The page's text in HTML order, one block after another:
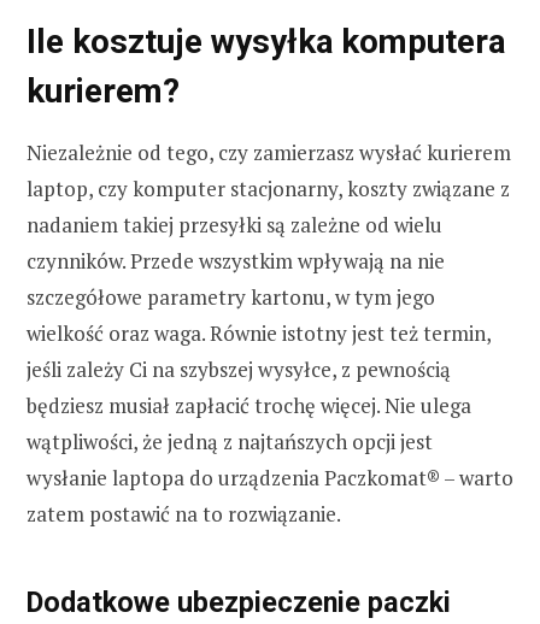
Ile kosztuje wysyłka komputera
kurierem?
Niezależnie od tego, czy zamierzasz wysłać kurierem
laptop, czy komputer stacjonarny, koszty związane z
nadaniem takiej przesyłki są zależne od wielu
czynników. Przede wszystkim wpływają na nie
szczegółowe parametry kartonu, w tym jego
wielkość oraz waga. Równie istotny jest też termin,
jeśli zależy Ci na szybszej wysyłce, z pewnością
będziesz musiał zapłacić trochę więcej. Nie ulega
wątpliwości, że jedną z najtańszych opcji jest
wysłanie laptopa do urządzenia Paczkomat® – warto
zatem postawić na to rozwiązanie.
Dodatkowe ubezpieczenie paczki